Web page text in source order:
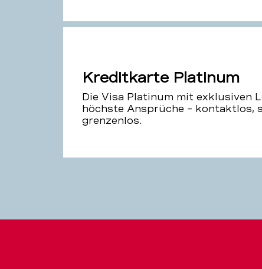
Kreditkarte Platinum
Die Visa Platinum mit exklusiven
höchste Ansprüche – kontaktlos,
grenzenlos.